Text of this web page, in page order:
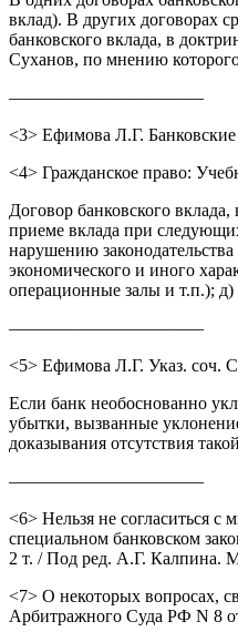
вклад). В других договорах
банковского вклада, в
Суханов, по мнению
———————————
<3> Ефимова Л.Г.
<4> Гражданское право:
Договор банковского
приеме вклада при
нарушению
экономического и иного
операционные залы и т.п.);
———————————
<5> Ефимова Л.Г. Указ. соч.
Если банк необоснованно
убытки, вызванные
доказывания отсутствия
———————————
<6> Нельзя не согласиться
специальном банковском
2 т. / Под ред. А.Г. Калпина.
<7> О некоторых вопросах,
Арбитражного Суда РФ N 8 от